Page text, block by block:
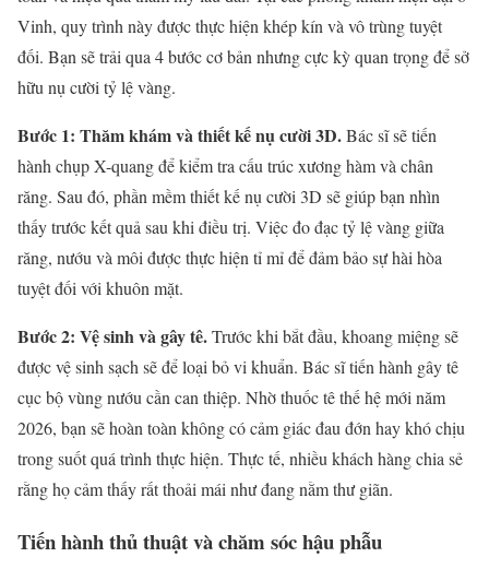
Vinh, quy trình này được thực hiện khép kín và vô trùng tuyệt
đối. Bạn sẽ trải qua 4 bước cơ bản nhưng cực kỳ quan trọng để sở
hữu nụ cười tỷ lệ vàng.
Bước 1: Thăm khám và thiết kế nụ cười 3D.Bác sĩ sẽ tiến
hành chụp X-quang để kiểm tra cấu trúc xương hàm và chân
răng. Sau đó, phần mềm thiết kế nụ cười 3D sẽ giúp bạn nhìn
thấy trước kết quả sau khi điều trị. Việc đo đạc tỷ lệ vàng giữa
răng, nướu và môi được thực hiện tỉ mỉ để đảm bảo sự hài hòa
tuyệt đối với khuôn mặt.
Bước 2: Vệ sinh và gây tê.Trước khi bắt đầu, khoang miệng sẽ
được vệ sinh sạch sẽ để loại bỏ vi khuẩn. Bác sĩ tiến hành gây tê
cục bộ vùng nướu cần can thiệp. Nhờ thuốc tê thế hệ mới năm
2026, bạn sẽ hoàn toàn không có cảm giác đau đớn hay khó chịu
trong suốt quá trình thực hiện. Thực tế, nhiều khách hàng chia sẻ
rằng họ cảm thấy rất thoải mái như đang nằm thư giãn.
Tiến hành thủ thuật và chăm sóc hậu phẫu